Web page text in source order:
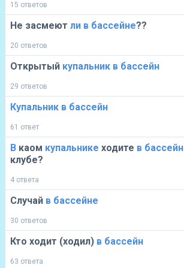
15 ответов
Не засмеют ли в бассейне??
20 ответов
Открытый купальник в бассейн
29 ответов
Купальник в бассейн
61 ответ
В каом купальнике ходите в бассейн
клубе?
4 ответа
Случай в бассейне
30 ответов
Кто ходит (ходил) в бассейн
63 ответа